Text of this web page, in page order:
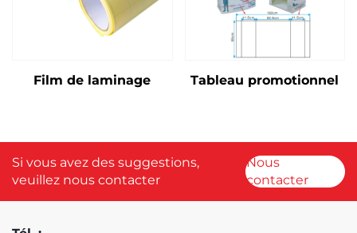
Film de laminage Tableau promotionnel
Si vous avez des suggestions,
veuillez nous contacter
Nous
contacter